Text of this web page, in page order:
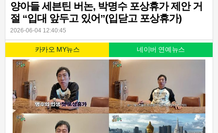
양아들 세븐틴 버논, 박명수 포상휴가 제안 거
절 “입대 앞두고 있어”(입닫고 포상휴가)
2026-06-04 12:40:45
카카오 MY뉴스 네이버 연예뉴스